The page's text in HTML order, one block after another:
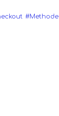
#Methode